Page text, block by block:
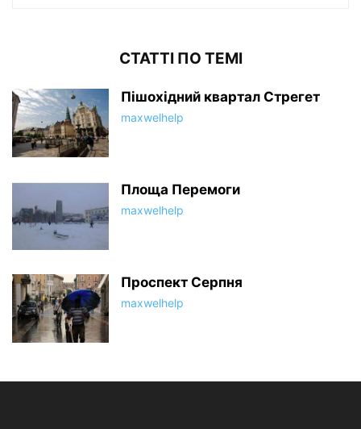
СТАТТІ ПО ТЕМІ
Пішохідний квартал Стрегет
maxwelhelp
Площа Перемоги
maxwelhelp
Проспект Серпня
maxwelhelp